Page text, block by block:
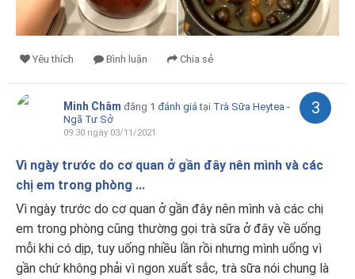
Yêu thích Bình luận Chia sẻ
Minh Châm đăng 1 đánh giá tại Trà Sữa Heytea -
Ngã Tư Sở
09:30 ngày 03/11/2021
3
Vì ngày trước do cơ quan ở gần đây nên mình và các
chị em trong phòng ...
Vì ngày trước do cơ quan ở gần đây nên mình và các chị
em trong phòng cũng thường gọi trà sữa ở đây về uống
mỗi khi có dịp, tuy uống nhiều lần rồi nhưng mình uống vì
gần chứ không phải vì ngon xuất sắc, trà sữa nói chung là